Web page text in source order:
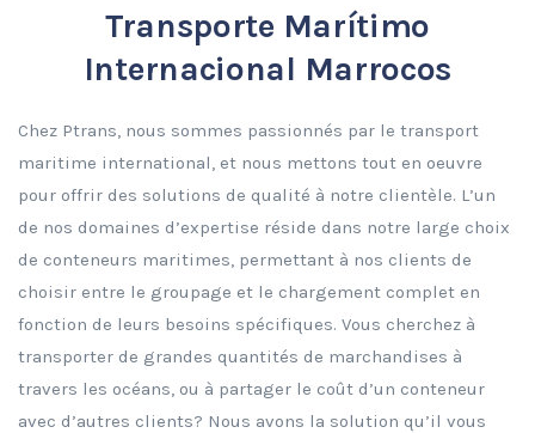
Transporte Marítimo
Internacional Marrocos
Chez Ptrans, nous sommes passionnés par le transport
maritime international, et nous mettons tout en oeuvre
pour offrir des solutions de qualité à notre clientèle. L’un
de nos domaines d’expertise réside dans notre large choix
de conteneurs maritimes, permettant à nos clients de
choisir entre le groupage et le chargement complet en
fonction de leurs besoins spécifiques. Vous cherchez à
transporter de grandes quantités de marchandises à
travers les océans, ou à partager le coût d’un conteneur
avec d’autres clients? Nous avons la solution qu’il vous